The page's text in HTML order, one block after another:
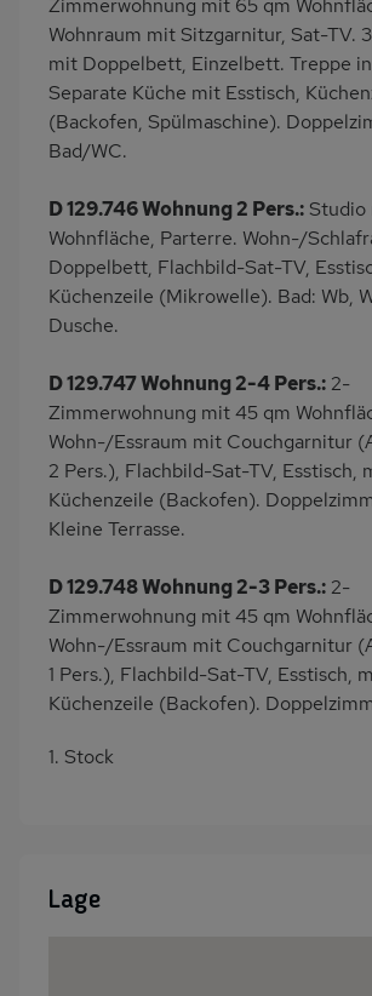
Zimmerwohnung mit 65 qm
Wohnraum mit Sitzgarnitur, Sat-TV.
mit Doppelbett, Einzelbett. Treppe
Separate Küche mit Esstisch,
(Backofen, Spülmaschine).
Bad/WC.
D 129.746 Wohnung 2 Pers.:
Wohnfläche, Parterre. Wohn-/
Doppelbett, Flachbild-Sat-TV,
Küchenzeile (Mikrowelle). Bad: Wb,
Dusche.
D 129.747 Wohnung 2-4 Pers.: 2-
Zimmerwohnung mit 45 qm
Wohn-/Essraum mit Couchgarnitur
2 Pers.), Flachbild-Sat-TV, Esstisch,
Küchenzeile (Backofen).
Kleine Terrasse.
D 129.748 Wohnung 2-3 Pers.: 2-
Zimmerwohnung mit 45 qm
Wohn-/Essraum mit Couchgarnitur
1 Pers.), Flachbild-Sat-TV, Esstisch,
Küchenzeile (Backofen).
1. Stock
Lage